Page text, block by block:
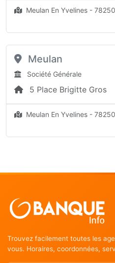
Meulan En Yvelines - 78250
Meulan
Société Générale
5 Place Brigitte Gros
Meulan En Yvelines - 78250
Trouvez facilement toutes les
vous. Horaires, coordonnées,